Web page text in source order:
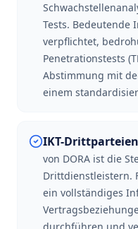
Tests. Bedeutende
verpflichtet,
Penetrationstests
Abstimmung mit
einem
IKT-
von DORA ist die
Drittdienstleistern.
ein vollständiges